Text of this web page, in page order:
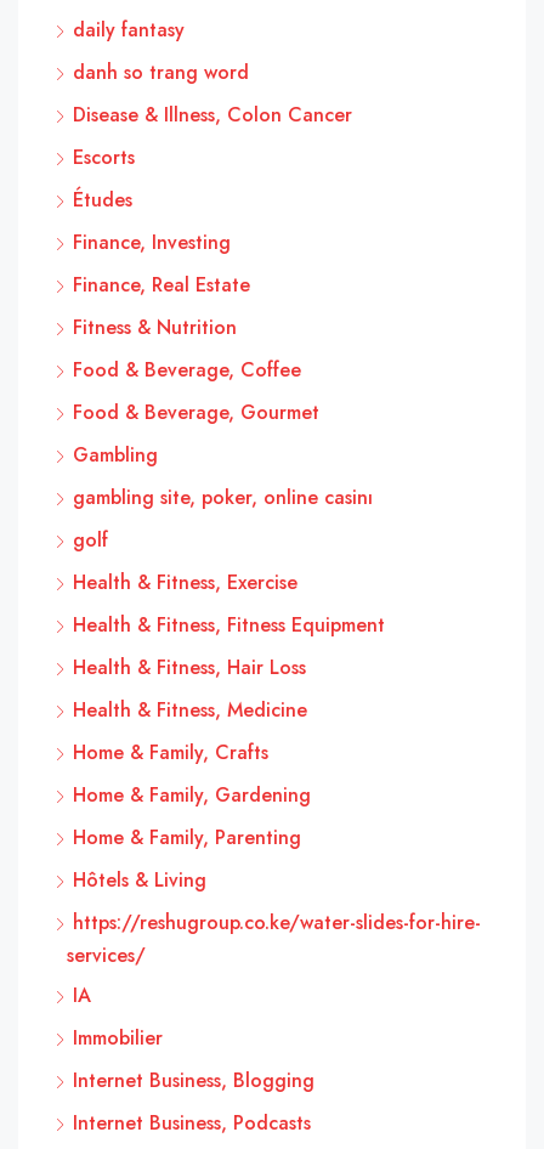
daily fantasy
danh so trang word
Disease & Illness, Colon Cancer
Escorts
Études
Finance, Investing
Finance, Real Estate
Fitness & Nutrition
Food & Beverage, Coffee
Food & Beverage, Gourmet
Gambling
gambling site, poker, online casinı
golf
Health & Fitness, Exercise
Health & Fitness, Fitness Equipment
Health & Fitness, Hair Loss
Health & Fitness, Medicine
Home & Family, Crafts
Home & Family, Gardening
Home & Family, Parenting
Hôtels & Living
https://reshugroup.co.ke/water-slides-for-hire-
services/
IA
Immobilier
Internet Business, Blogging
Internet Business, Podcasts